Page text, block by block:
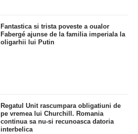
Fantastica si trista poveste a oualor
Fabergé ajunse de la familia imperiala la
oligarhii lui Putin
Regatul Unit rascumpara obligatiuni de
pe vremea lui Churchill. Romania
continua sa nu-si recunoasca datoria
interbelica